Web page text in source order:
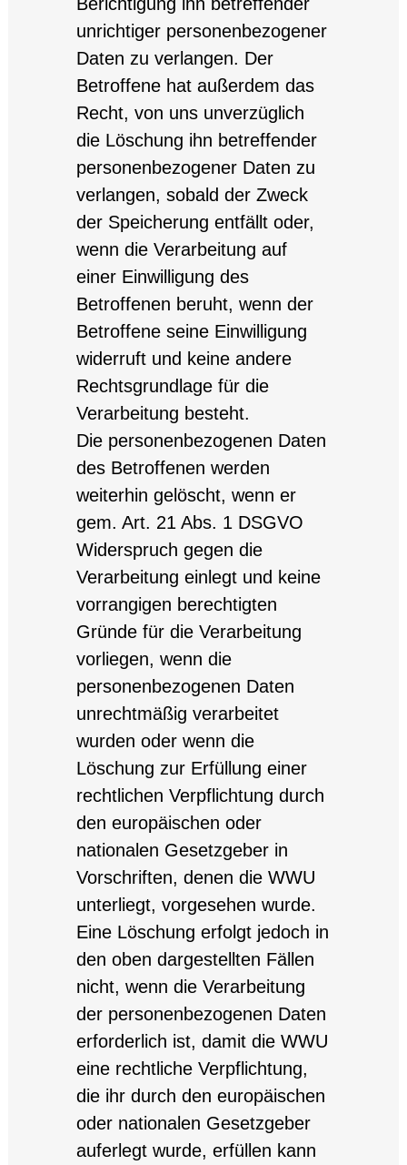
unrichtiger personenbezogener
Daten zu verlangen. Der
Betroffene hat außerdem das
Recht, von uns unverzüglich
die Löschung ihn betreffender
personenbezogener Daten zu
verlangen, sobald der Zweck
der Speicherung entfällt oder,
wenn die Verarbeitung auf
einer Einwilligung des
Betroffenen beruht, wenn der
Betroffene seine Einwilligung
widerruft und keine andere
Rechtsgrundlage für die
Verarbeitung besteht.
Die personenbezogenen Daten
des Betroffenen werden
weiterhin gelöscht, wenn er
gem. Art. 21 Abs. 1 DSGVO
Widerspruch gegen die
Verarbeitung einlegt und keine
vorrangigen berechtigten
Gründe für die Verarbeitung
vorliegen, wenn die
personenbezogenen Daten
unrechtmäßig verarbeitet
wurden oder wenn die
Löschung zur Erfüllung einer
rechtlichen Verpflichtung durch
den europäischen oder
nationalen Gesetzgeber in
Vorschriften, denen die WWU
unterliegt, vorgesehen wurde.
Eine Löschung erfolgt jedoch in
den oben dargestellten Fällen
nicht, wenn die Verarbeitung
der personenbezogenen Daten
erforderlich ist, damit die WWU
eine rechtliche Verpflichtung,
die ihr durch den europäischen
oder nationalen Gesetzgeber
auferlegt wurde, erfüllen kann